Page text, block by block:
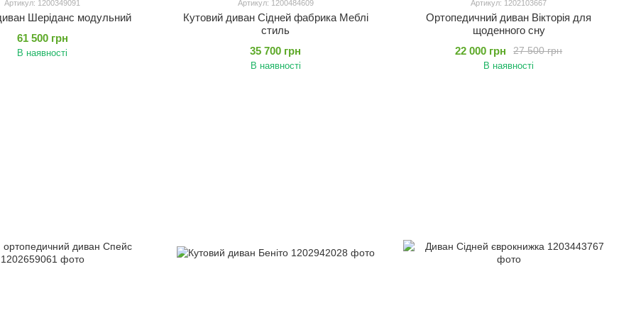
Артикул: 1200349091
Шеріданс модульний
61 500 грн
В наявності
Артикул: 1200484609
Кутовий диван Сідней фабрика Меблі
стиль
35 700 грн
В наявності
Артикул: 1202103667
Ортопедичний диван Вікторія для
щоденного сну
27 500 грн
22 000 грн
В наявності